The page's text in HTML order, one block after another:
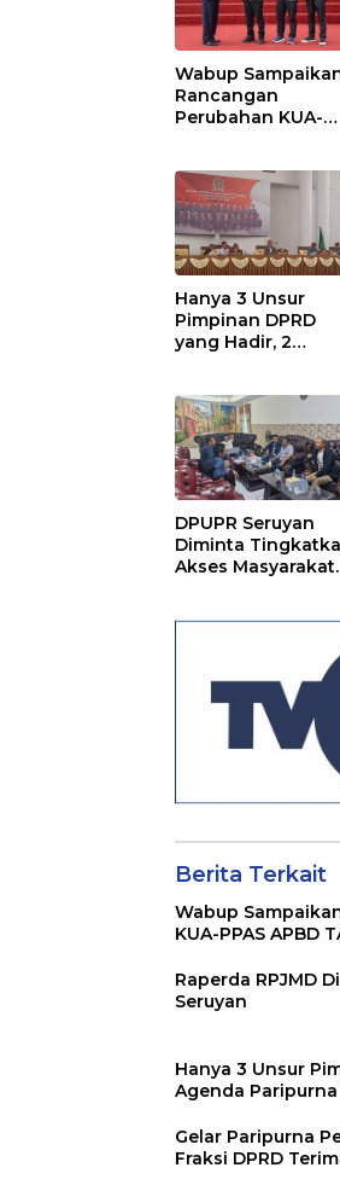
Wabup
Rancangan
Perubahan KUA-
Hanya 3 Unsur
Pimpinan DPRD
yang Hadir, 2
DPUPR Seruyan
Diminta
Akses Masyarakat
Berita Terkait
Wabup
KUA-PPAS APBD
Raperda RPJMD
Seruyan
Hanya 3 Unsur
Agenda
Gelar Paripurna
Fraksi DPRD